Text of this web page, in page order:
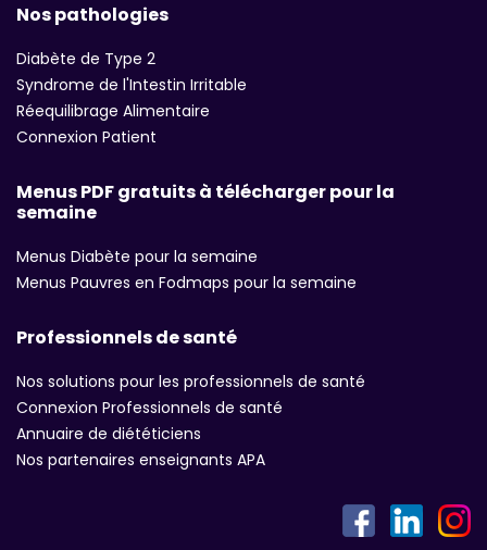
Nos pathologies
Diabète de Type 2
Syndrome de l'Intestin Irritable
Réequilibrage Alimentaire
Connexion Patient
Menus PDF gratuits à télécharger pour la
semaine
Menus Diabète pour la semaine
Menus Pauvres en Fodmaps pour la semaine
Professionnels de santé
Nos solutions pour les professionnels de santé
Connexion Professionnels de santé
Annuaire de diététiciens
Nos partenaires enseignants APA